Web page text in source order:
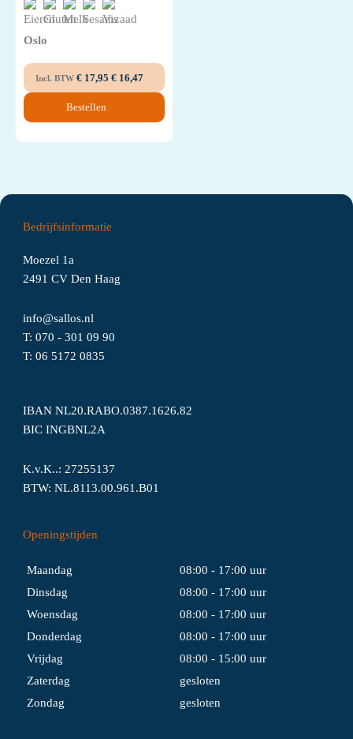
Oslo
Incl. BTW € 17,95 € 16,47
Bestellen
Bedrijfsinformatie
Moezel 1a
2491 CV Den Haag
info@sallos.nl
T:070 - 301 09 90
T:0651720835
IBAN NL20.RABO.0387.1626.82
BIC INGBNL2A
K.v.K..: 27255137
BTW: NL.8113.00.961.B01
Openingstijden
Maandag
08:00 - 17:00 uur
Dinsdag
08:00 - 17:00 uur
Woensdag
08:00 - 17:00 uur
Donderdag
08:00 - 17:00 uur
Vrijdag
08:00 - 15:00 uur
Zaterdag
gesloten
Zondag
gesloten